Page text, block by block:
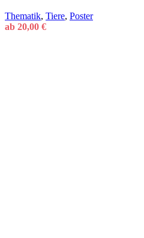
Thematik, Tiere, Poster
ab 20,00 €